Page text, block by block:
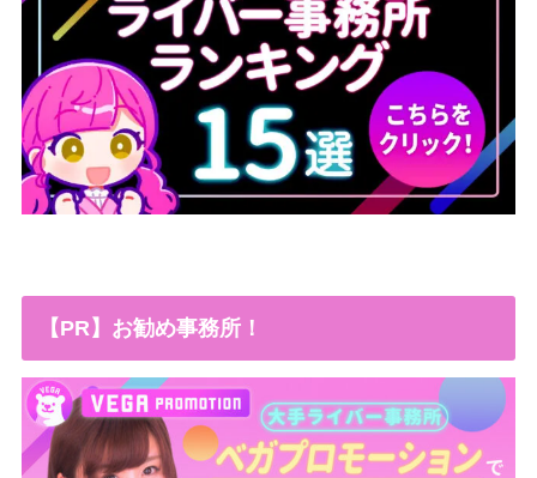
【PR】お勧め事務所！